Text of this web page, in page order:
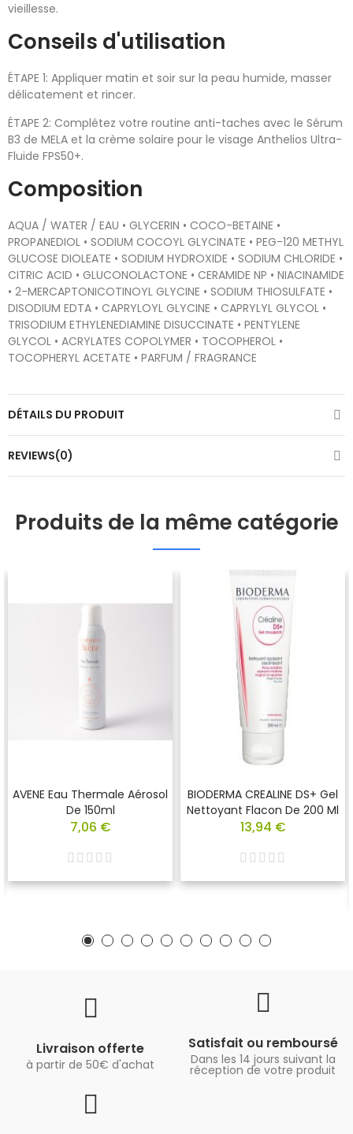
vieillesse.
Conseils d'utilisation
ÉTAPE 1: Appliquer matin et soir sur la peau humide, masser
délicatement et rincer.
ÉTAPE 2: Complétez votre routine anti-taches avec le Sérum
B3 de MELA et la crème solaire pour le visage Anthelios Ultra-
Fluide FPS50+.
Composition
AQUA / WATER / EAU • GLYCERIN • COCO-BETAINE •
PROPANEDIOL • SODIUM COCOYL GLYCINATE • PEG-120 METHYL
GLUCOSE DIOLEATE • SODIUM HYDROXIDE • SODIUM CHLORIDE •
CITRIC ACID • GLUCONOLACTONE • CERAMIDE NP • NIACINAMIDE
• 2-MERCAPTONICOTINOYL GLYCINE • SODIUM THIOSULFATE •
DISODIUM EDTA • CAPRYLOYL GLYCINE • CAPRYLYL GLYCOL •
TRISODIUM ETHYLENEDIAMINE DISUCCINATE • PENTYLENE
GLYCOL • ACRYLATES COPOLYMER • TOCOPHEROL •
TOCOPHERYL ACETATE • PARFUM / FRAGRANCE
DÉTAILS DU PRODUIT
REVIEWS(0)
Produits de la même catégorie
AVENE Eau Thermale Aérosol
De 150ml
7,06 €
BIODERMA CREALINE DS+ Gel
Nettoyant Flacon De 200 Ml
13,94 €
Livraison offerte
à partir de 50€ d'achat
Satisfait ou remboursé
Dans les 14 jours suivant la
réception de votre produit